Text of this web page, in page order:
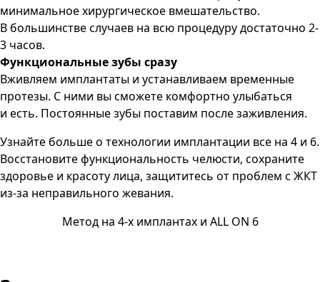
минимальное хирургическое вмешательство.
В большинстве случаев на всю процедуру достаточно 2-
3 часов.
Функциональные зубы сразу
Вживляем имплантаты и устанавливаем временные
протезы. С ними вы сможете комфортно улыбаться
и есть. Постоянные зубы поставим после заживления.
Узнайте больше о технологии имплантации все на 4 и 6.
Восстановите функциональность челюсти, сохраните
здоровье и красоту лица, защититесь от проблем с ЖКТ
из-за неправильного жевания.
Метод на 4-х имплантах и ALL ON 6